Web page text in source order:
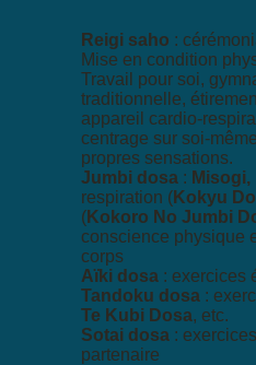
Reigi saho :
Mise en condition
Travail pour soi,
traditionnelle,
appareil cardio-
centrage sur soi-
propres sensations.
Jumbi dosa : Misogi,
respiration (Kokyu
(Kokoro No Jumbi
conscience physique
corps
Aïki dosa : exercices
Tandoku dosa :
Te Kubi Dosa, etc.
Sotai dosa :
partenaire